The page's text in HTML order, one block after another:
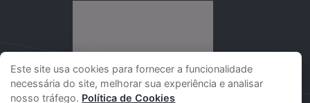
Este site usa cookies para fornecer a funcionalidade
necessária do site, melhorar sua experiência e analisar
nosso tráfego. Política de Cookies